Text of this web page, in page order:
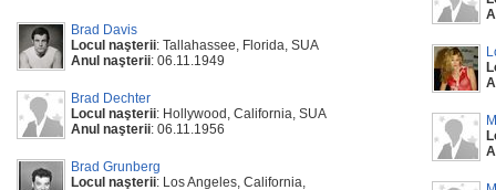
Brad Davis
Locul naşterii: Tallahassee, Florida, SUA
Anul naşterii: 06.11.1949
Brad Dechter
Locul naşterii: Hollywood, California, SUA
Anul naşterii: 06.11.1956
Brad Grunberg
Locul naşterii: Los Angeles, California,